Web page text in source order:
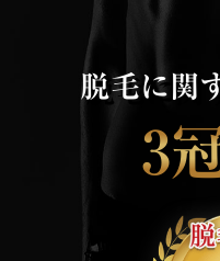
脱毛に関
3